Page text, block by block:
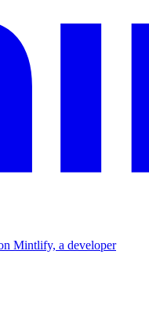
Mintlify, a developer